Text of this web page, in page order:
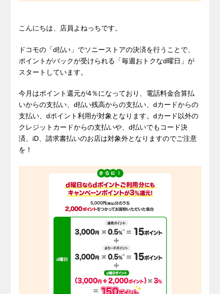
こんにちは、店員よねっちです。
ドコモの「d払い」でソニーストアの決済を行うことで、
ポイントがバックが受けられる「毎週おトクなd曜日」が
スタートしています。
今月はポイント還元が4％になっており、電話料金合算払
いからの支払い、d払い残高からの支払い、dカードからの
支払い、dポイント利用が対象となります。dカード以外の
クレジットカードからの支払いや、d払いでもコード決
済、iD、請求書払いのお店は対象外となりますのでご注意
を！